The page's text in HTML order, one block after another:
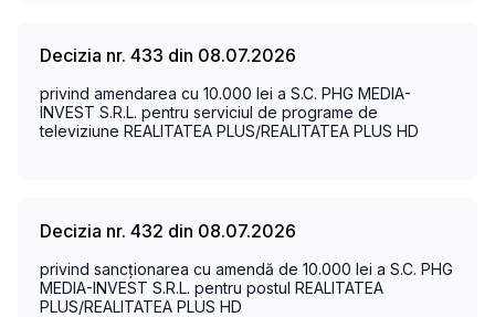
Decizia nr. 433 din 08.07.2026
privind amendarea cu 10.000 lei a S.C. PHG MEDIA-
INVEST S.R.L. pentru serviciul de programe de
televiziune REALITATEA PLUS/REALITATEA PLUS HD
Decizia nr. 432 din 08.07.2026
privind sancționarea cu amendă de 10.000 lei a S.C. PHG
MEDIA-INVEST S.R.L. pentru postul REALITATEA
PLUS/REALITATEA PLUS HD